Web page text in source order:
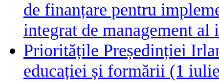
de finanțare pentru
integrat de management
Prioritățile Președinției
educației și formării (1